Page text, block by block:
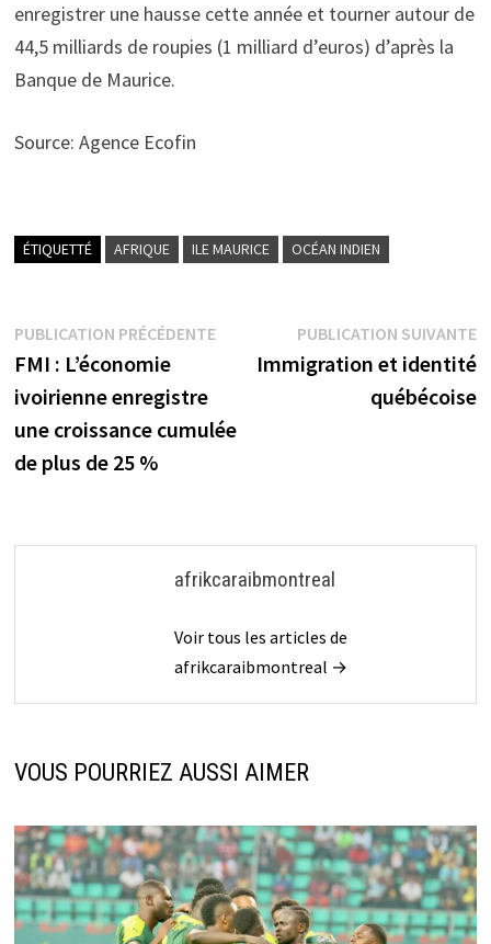
enregistrer une hausse cette année et tourner autour de
44,5 milliards de roupies (1 milliard d’euros) d’après la
Banque de Maurice.
Source: Agence Ecofin
ÉTIQUETTÉ AFRIQUE ILE MAURICE OCÉAN INDIEN
Navigation
de
l’article
PUBLICATION PRÉCÉDENTEPublication
précédente :
FMI : L’économie
ivoirienne enregistre
une croissance cumulée
de plus de 25 %
PUBLICATION SUIVANTE
Immigration et identité
québécoise
afrikcaraibmontreal
Voir tous les articles de
afrikcaraibmontreal →
VOUS POURRIEZ AUSSI AIMER